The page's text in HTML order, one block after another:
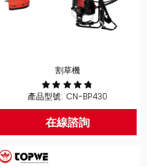
割草機
產品型號: CN-BP430
在線諮詢